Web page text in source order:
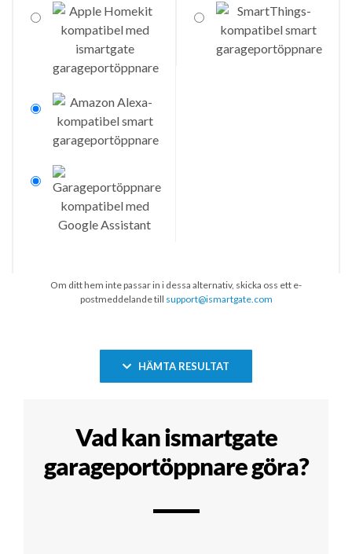
Om ditt hem inte passar in i dessa alternativ, skicka oss ett e-
postmeddelande till support@ismartgate.com
HÄMTA RESULTAT
Vad kan ismartgate
garageportöppnare göra?